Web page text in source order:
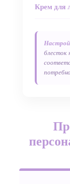
Крем для
блесток